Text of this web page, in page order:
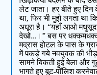
लेट जाता। हर बीते हुए
था, फिर भी मुझे लगता था
अधूरा है। “यहाँ आओ
देखो...।” बस पर
मद्रास होटल के पास के
में पकड़े गये नवयुवक की भीड़
सामने बिकती हुई बेला और
भागते हुए बूट-पॉलिश